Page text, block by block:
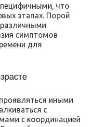
что
этапах. Порой
симптомов
для
иными
с
с координацией